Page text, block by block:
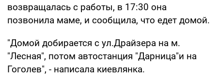
возвращалась с работы, в 17:30 она
позвонила маме, и сообщила, что едет домой.
"Домой добирается с ул.Драйзера на м.
"Лесная", потом автостанция "Дарница"и на
Гоголев", - написала киевлянка.